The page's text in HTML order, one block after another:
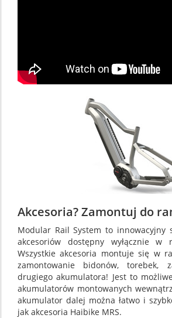
Akcesoria? Zamontuj do
Modular Rail System to innowacyjny
akcesoriów dostępny wyłącznie w
Wszystkie akcesoria montuje się w
zamontowanie bidonów, torebek,
drugiego akumulatora! Jest to
akumulatorów montowanych
akumulator dalej można łatwo i
jak akcesoria Haibike MRS.